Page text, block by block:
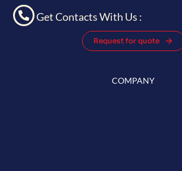
Get Contacts With Us :
Request for quote
COMPANY